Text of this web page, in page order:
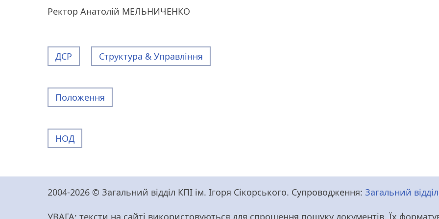
Ректор Анатолій МЕЛЬНИЧЕНКО
ДСР Структура & Управління
Положення
НОД
2004-2026 © Загальний відділ КПІ ім. Ігоря Сікорського. Супроводження: Загальний відділ
УВАГА: тексти на сайті використовуються для спрощення пошуку документів. Їх